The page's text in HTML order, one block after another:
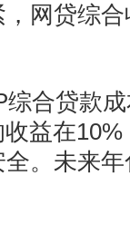
网贷综
合贷款成
益在
。未来